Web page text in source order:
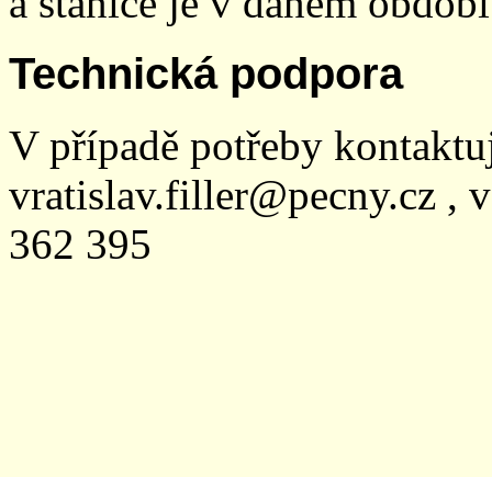
Technická podpora
V případě potřeby
vratislav.filler@pecny.cz ,
362 395